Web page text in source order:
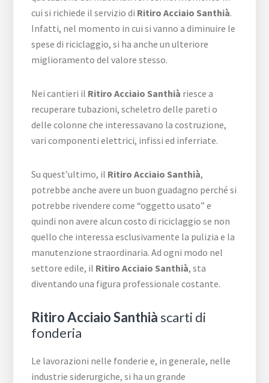
cui si richiede il servizio di Ritiro Acciaio Santhià.
Infatti, nel momento in cui si vanno a diminuire le
spese di riciclaggio, si ha anche un ulteriore
miglioramento del valore stesso.
Nei cantieri il Ritiro Acciaio Santhià riesce a
recuperare tubazioni, scheletro delle pareti o
delle colonne che interessavano la costruzione,
vari componenti elettrici, infissi ed inferriate.
Su quest’ultimo, il Ritiro Acciaio Santhià,
potrebbe anche avere un buon guadagno perché si
potrebbe rivendere come “oggetto usato” e
quindi non avere alcun costo di riciclaggio se non
quello che interessa esclusivamente la pulizia e la
manutenzione straordinaria. Ad ogni modo nel
settore edile, il Ritiro Acciaio Santhià, sta
diventando una figura professionale costante.
Ritiro Acciaio Santhià scarti di
fonderia
Le lavorazioni nelle fonderie e, in generale, nelle
industrie siderurgiche, si ha un grande